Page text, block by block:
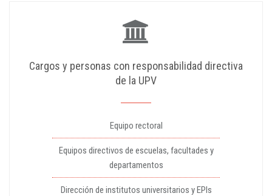
Cargos y personas con responsabilidad directiva
de la UPV
Equipo rectoral
Equipos directivos de escuelas, facultades y
departamentos
Dirección de institutos universitarios y EPIs